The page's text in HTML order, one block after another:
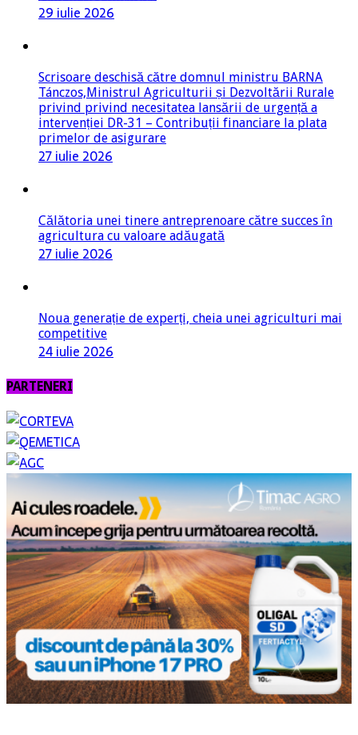
29 iulie 2026
Scrisoare deschisă către domnul ministru BARNA
Tánczos,Ministrul Agriculturii și Dezvoltării Rurale
privind privind necesitatea lansării de urgență a
intervenției DR-31 – Contribuții financiare la plata
primelor de asigurare
27 iulie 2026
Călătoria unei tinere antreprenoare către succes în
agricultura cu valoare adăugată
27 iulie 2026
Noua generație de experți, cheia unei agriculturi mai
competitive
24 iulie 2026
PARTENERI